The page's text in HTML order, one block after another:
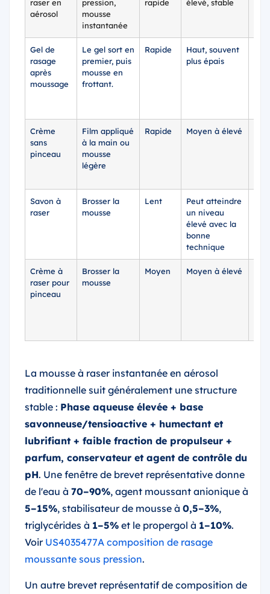
raser en
aérosol
pression,
mousse
instantanée
rapide
élevé, stable
Gel de
rasage
après
moussage
Le gel sort en
premier, puis
mousse en
frottant.
Rapide
Haut, souvent
plus épais
Crème
sans
pinceau
Film appliqué
à la main ou
mousse
légère
Rapide Moyen à élevé
Savon à
raser
Brosser la
mousse
Lent
Peut atteindre
un niveau
élevé avec la
bonne
technique
Crème à
raser pour
pinceau
Brosser la
mousse
Moyen Moyen à élevé
La mousse à raser instantanée en aérosol
traditionnelle suit généralement une structure
stable : Phase aqueuse élevée + base
savonneuse/tensioactive + humectant et
lubrifiant + faible fraction de propulseur +
parfum, conservateur et agent de contrôle du
pH. Une fenêtre de brevet représentative donne
de l'eau à 70–90%, agent moussant anionique à
5–15%, stabilisateur de mousse à 0,5–3%,
triglycérides à 1–5% et le propergol à 1–10%.
Voir US4035477A composition de rasage
moussante sous pression.
Un autre brevet représentatif de composition de